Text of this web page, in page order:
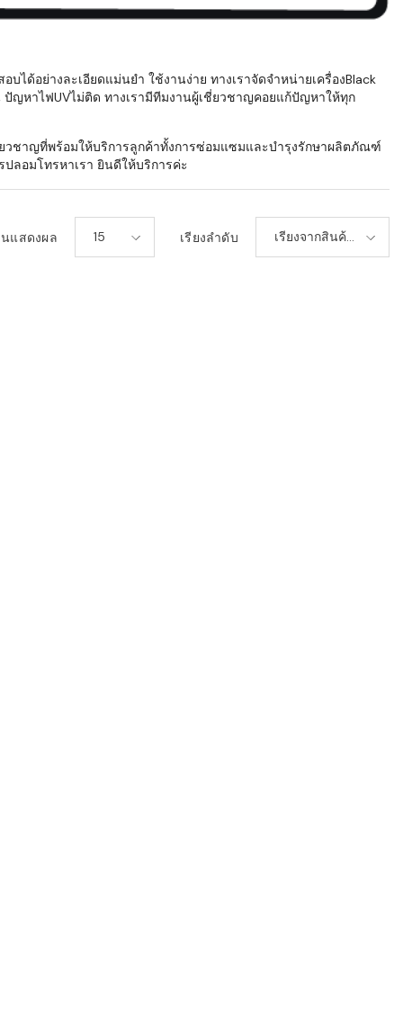
ได้อย่างละเอียดแม่นยำ ใช้งานง่าย ทางเราจัดจำหน่ายเครื่องBlack
ญหาไฟUVไม่ติด ทางเรามีทีมงานผู้เชี่ยวชาญคอยแก้ปัญหาให้ทุก
ยวชาญที่พร้อมให้บริการลูกค้าทั้งการซ่อมแซมและบำรุงรักษาผลิตภัณฑ์
ลอมโทรหาเรา ยินดีให้บริการค่ะ
แสดงผล 15 เรียงลำดับ
เรียงจากสินค้า
ใหม่-เก่า